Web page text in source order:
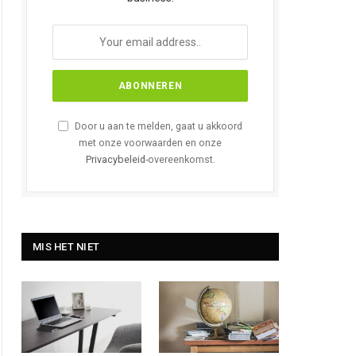
Door u aan te melden, gaat u akkoord
met onze voorwaarden en onze
Privacybeleid-overeenkomst.
MIS HET NIET